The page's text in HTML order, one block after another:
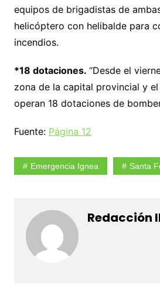
equipos de brigadistas de
helicóptero con helibalde para
incendios.
*18 dotaciones. “Desde el
zona de la capital provincial y
operan 18 dotaciones de
Fuente: Página 12
Emergencia Ignea Santa
Redacción